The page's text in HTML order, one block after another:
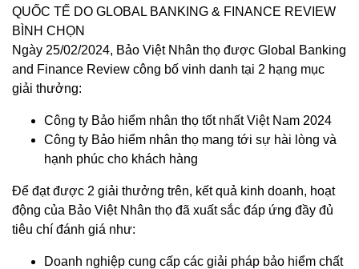
QUỐC TẾ DO GLOBAL BANKING & FINANCE REVIEW
BÌNH CHỌN
Ngày 25/02/2024, Bảo Việt Nhân thọ được Global Banking
and Finance Review công bố vinh danh tại 2 hạng mục
giải thưởng:
Công ty Bảo hiểm nhân thọ tốt nhất Việt Nam 2024
Công ty Bảo hiểm nhân thọ mang tới sự hài lòng và
hạnh phúc cho khách hàng
Để đạt được 2 giải thưởng trên, kết quả kinh doanh, hoạt
động của Bảo Việt Nhân thọ đã xuất sắc đáp ứng đầy đủ
tiêu chí đánh giá như:
Doanh nghiệp cung cấp các giải pháp bảo hiểm chất